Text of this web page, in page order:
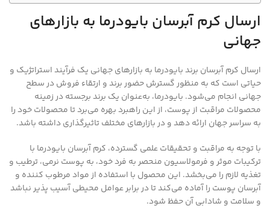
ارسال کرم آبرسان بایودرما به بازارهای
جهانی
ارسال کرم آبرسان برند بایودرما به بازارهای جهانی یک فرآیند استراتژیک و
حیاتی است که به منظور گسترش حضور برند و ارتقاء فروش در سطح
جهانی انجام می‌شود. بایودرما، به‌عنوان یک برند برجسته در زمینه
محصولات مراقبت از پوست، از این راهبرد بهره می‌برد تا محصولات خود را
به سراسر جهان ارائه دهد و در بازارهای مختلف تاثیرگذاری داشته باشد.
با توجه به مراقبت و تحقیقات علمی گسترده، کرم آبرسان بایودرما با
ترکیبات موثر و فرمولاسیون منحصر به فرد خود، به پوست نرمی، ترطیب و
تغذیه لازم را می‌بخشد. این محصول با استفاده از مواد مرطوب کننده و
آبرسان پوست را آماده می‌کند تا در برابر عوامل محیطی آسیب پذیر نباشد
و سلامت و شادابی آن حفظ شود.